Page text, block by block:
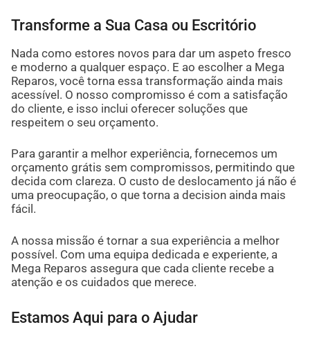
Transforme a Sua Casa ou Escritório
Nada como estores novos para dar um aspeto fresco
e moderno a qualquer espaço. E ao escolher a Mega
Reparos, você torna essa transformação ainda mais
acessível. O nosso compromisso é com a satisfação
do cliente, e isso inclui oferecer soluções que
respeitem o seu orçamento.
Para garantir a melhor experiência, fornecemos um
orçamento grátis sem compromissos, permitindo que
decida com clareza. O custo de deslocamento já não é
uma preocupação, o que torna a decision ainda mais
fácil.
A nossa missão é tornar a sua experiência a melhor
possível. Com uma equipa dedicada e experiente, a
Mega Reparos assegura que cada cliente recebe a
atenção e os cuidados que merece.
Estamos Aqui para o Ajudar